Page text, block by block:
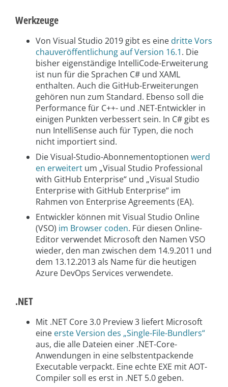
Werkzeuge
Von Visual Studio 2019 gibt es eine dritte Vors
chauveröffentlichung auf Version 16.1. Die
bisher eigenständige IntelliCode-Erweiterung
ist nun für die Sprachen C# und XAML
enthalten. Auch die GitHub-Erweiterungen
gehören nun zum Standard. Ebenso soll die
Performance für C++- und .NET-Entwickler in
einigen Punkten verbessert sein. In C# gibt es
nun IntelliSense auch für Typen, die noch
nicht importiert sind.
Die Visual-Studio-Abonnementoptionen werd
en erweitert um „Visual Studio Professional
with GitHub Enterprise“ und „Visual Studio
Enterprise with GitHub Enterprise“ im
Rahmen von Enterprise Agreements (EA).
Entwickler können mit Visual Studio Online
(VSO) im Browser coden. Für diesen Online-
Editor verwendet Microsoft den Namen VSO
wieder, den man zwischen dem 14.9.2011 und
dem 13.12.2013 als Name für die heutigen
Azure DevOps Services verwendete.
.NET
Mit .NET Core 3.0 Preview 3 liefert Microsoft
eine erste Version des „Single-File-Bundlers“
aus, die alle Dateien einer .NET-Core-
Anwendungen in eine selbstentpackende
Executable verpackt. Eine echte EXE mit AOT-
Compiler soll es erst in .NET 5.0 geben.